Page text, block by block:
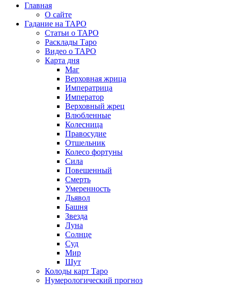
Главная
О сайте
Гадание на ТАРО
Статьи о ТАРО
Расклады Таро
Видео о ТАРО
Карта дня
Маг
Верховная жрица
Императрица
Император
Верховный жрец
Влюбленные
Колесница
Правосудие
Отшельник
Колесо фортуны
Сила
Повешенный
Смерть
Умеренность
Дьявол
Башня
Звезда
Луна
Солнце
Суд
Мир
Шут
Колоды карт Таро
Нумерологический прогноз